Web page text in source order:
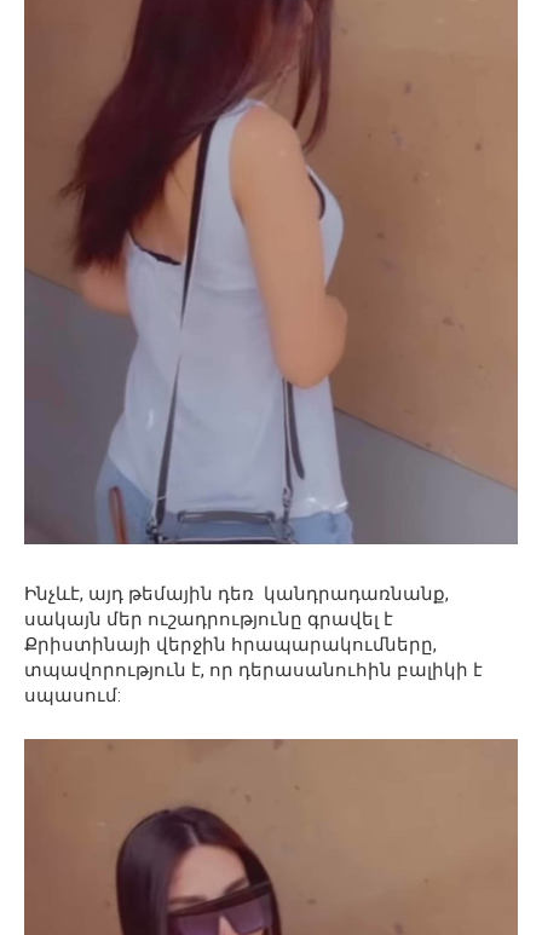
Ինչևէ, այդ թեմային դեռ կանդրադառնանք,
սակայն մեր ուշադրությունը գրավել է
Քրիստինայի վերջին հրապարակումները,
տպավորություն է, որ դերասանուհին բալիկի է
սպասում: